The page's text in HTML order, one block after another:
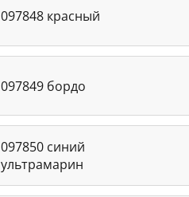
097848 красный
097849 бордо
097850 синий
ультрамарин